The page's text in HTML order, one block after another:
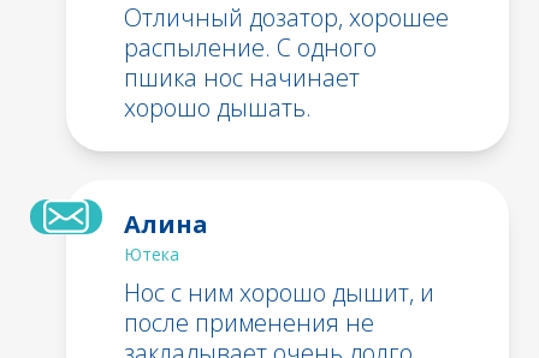
Отличный дозатор, хорошее
распыление. С одного
пшика нос начинает
хорошо дышать.
Алина
Ютека
Нос с ним хорошо дышит, и
после применения не